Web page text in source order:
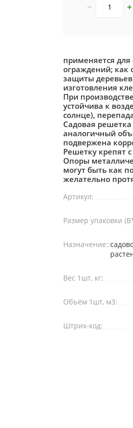
применяется для
ограждений; как
защиты деревьев
изготовления
При
устойчива к
солнце),
Садовая
аналогичный
подвержена
Решетку крепят
Опоры
могут быть как
желательно
Артикул:
Размер упаковки
Назначение::
Вес 1шт, кг:
Объём 1шт, м3:
Штрих-код: